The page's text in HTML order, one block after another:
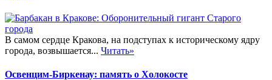
В самом сердце Кракова, на подступах к историческому ядру
города, возвышается... Читать»
Освенцим-Биркенау: память о Холокосте